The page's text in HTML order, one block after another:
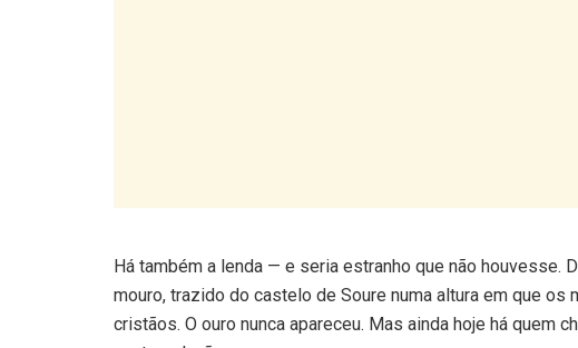
mouro, trazido do castelo de Soure numa altura em que
contemplação.
A maioria visita por duas razões mais prosaicas: a